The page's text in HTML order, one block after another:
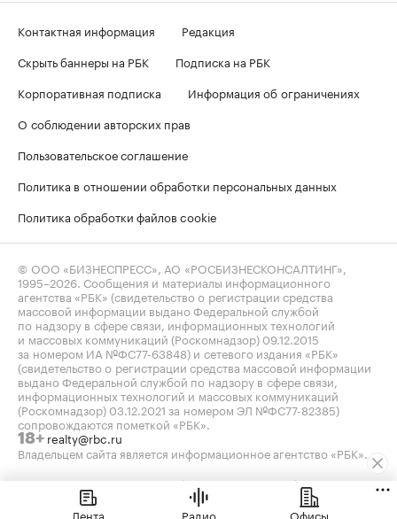
Контактная информация
Редакция
Скрыть баннеры на РБК
Подписка на РБК
Корпоративная подписка
Информация об ограничениях
О соблюдении авторских прав
Пользовательское соглашение
Политика в отношении обработки персональных данных
Политика обработки файлов cookie
© ООО «БИЗНЕСПРЕСС», АО «РОСБИЗНЕСКОНСАЛТИНГ»,
1995–2026 . Сообщения и материалы информационного
агентства «РБК» (свидетельство о регистрации средства
массовой информации выдано Федеральной службой
по надзору в сфере связи, информационных технологий
и массовых коммуникаций (Роскомнадзор) 09.12.2015
за номером ИА №ФС77-63848) и сетевого издания «РБК»
(свидетельство о регистрации средства массовой информации
выдано Федеральной службой по надзору в сфере связи,
информационных технологий и массовых коммуникаций
(Роскомнадзор) 03.12.2021 за номером ЭЛ №ФС77-82385)
сопровождаются пометкой «РБК».
18+ realty@rbc.ru
Владельцем сайта является информационное агентство «РБК».
Мосбиржа
Санкт-Петербургская
Индексы облигаций предоставлены Cbonds.
Лента Радио Офисы